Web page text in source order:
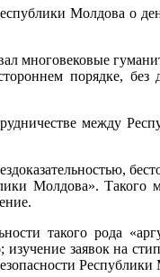
Молдова о
многовековые
порядке, без
между
Молдова». Такого
такого рода
заявок на
Республики